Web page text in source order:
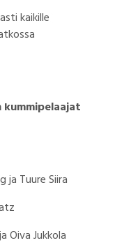
kaikille
ja Tuure Siira
Oiva Jukkola